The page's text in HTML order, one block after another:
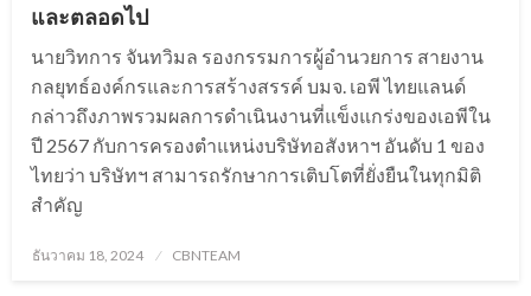
และตลอดไป
นายวิทการ จันทวิมล รองกรรมการผู้อำนวยการ สายงาน
กลยุทธ์องค์กรและการสร้างสรรค์ บมจ. เอพี ไทยแลนด์
กล่าวถึงภาพรวมผลการดำเนินงานที่แข็งแกร่งของเอพีใน
ปี 2567 กับการครองตำแหน่งบริษัทอสังหาฯ อันดับ 1 ของ
ไทยว่า บริษัทฯ สามารถรักษาการเติบโตที่ยั่งยืนในทุกมิติ
สำคัญ
Posted
ธันวาคม 18, 2024 CBNTEAM